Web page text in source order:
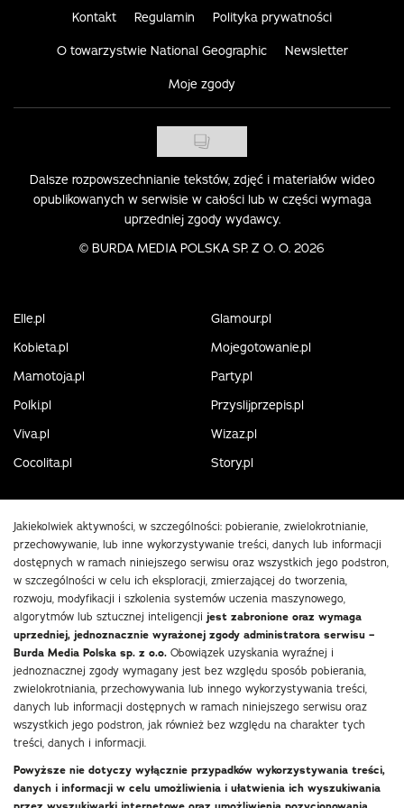
Kontakt Regulamin Polityka prywatności
O towarzystwie National Geographic Newsletter
Moje zgody
Dalsze rozpowszechnianie tekstów, zdjęć i materiałów wideo
opublikowanych w serwisie w całości lub w części wymaga
uprzedniej zgody wydawcy.
© BURDA MEDIA POLSKA SP. Z O. O. 2026
Elle.pl
Glamour.pl
Kobieta.pl
Mojegotowanie.pl
Mamotoja.pl
Party.pl
Polki.pl
Przyslijprzepis.pl
Viva.pl
Wizaz.pl
Cocolita.pl
Story.pl
Jakiekolwiek aktywności, w szczególności: pobieranie, zwielokrotnianie,
przechowywanie, lub inne wykorzystywanie treści, danych lub informacji
dostępnych w ramach niniejszego serwisu oraz wszystkich jego podstron,
w szczególności w celu ich eksploracji, zmierzającej do tworzenia,
rozwoju, modyfikacji i szkolenia systemów uczenia maszynowego,
algorytmów lub sztucznej inteligencji jest zabronione oraz wymaga
uprzedniej, jednoznacznie wyrażonej zgody administratora serwisu –
Burda Media Polska sp. z o.o. Obowiązek uzyskania wyraźnej i
jednoznacznej zgody wymagany jest bez względu sposób pobierania,
zwielokrotniania, przechowywania lub innego wykorzystywania treści,
danych lub informacji dostępnych w ramach niniejszego serwisu oraz
wszystkich jego podstron, jak również bez względu na charakter tych
treści, danych i informacji.
Powyższe nie dotyczy wyłącznie przypadków wykorzystywania treści,
danych i informacji w celu umożliwienia i ułatwienia ich wyszukiwania